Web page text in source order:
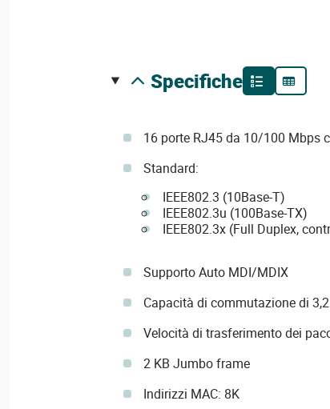
specifiche
16 porte RJ45 da 10/100 Mbps
Standard:
IEEE802.3 (10Base-T)
IEEE802.3u (100Base-TX)
IEEE802.3x (Full Duplex,
Supporto Auto MDI/MDIX
Capacità di commutazione di
Velocità di trasferimento dei
2 KB Jumbo frame
Indirizzi MAC: 8K